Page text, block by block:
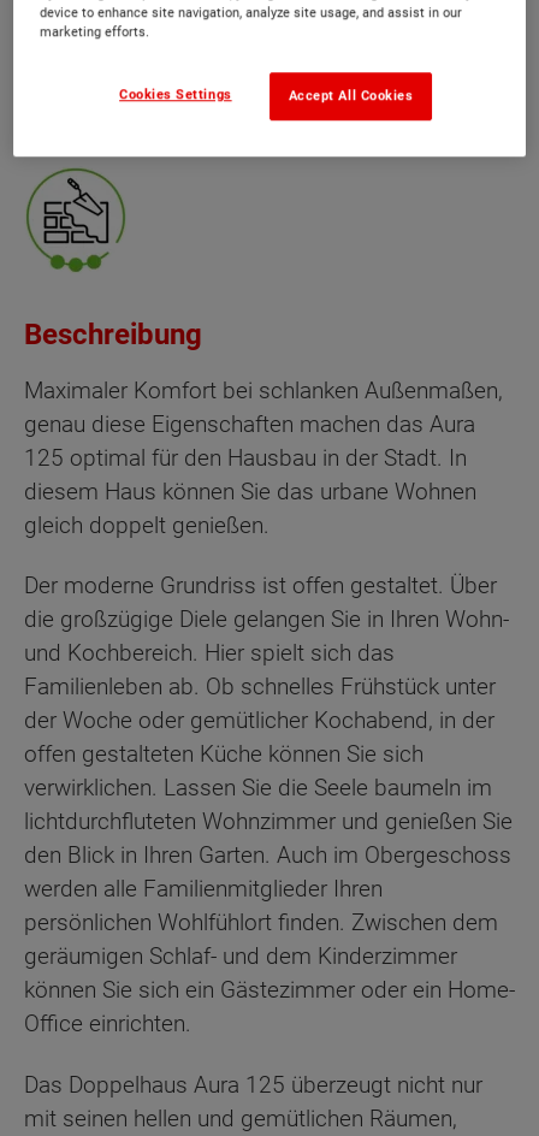
Beschreibung
Maximaler Komfort bei schlanken Außenmaßen,
genau diese Eigenschaften machen das Aura
125 optimal für den Hausbau in der Stadt. In
diesem Haus können Sie das urbane Wohnen
gleich doppelt genießen.
Der moderne Grundriss ist offen gestaltet. Über
die großzügige Diele gelangen Sie in Ihren Wohn-
und Kochbereich. Hier spielt sich das
Familienleben ab. Ob schnelles Frühstück unter
der Woche oder gemütlicher Kochabend, in der
offen gestalteten Küche können Sie sich
verwirklichen. Lassen Sie die Seele baumeln im
lichtdurchfluteten Wohnzimmer und genießen Sie
den Blick in Ihren Garten. Auch im Obergeschoss
werden alle Familienmitglieder Ihren
persönlichen Wohlfühlort finden. Zwischen dem
geräumigen Schlaf- und dem Kinderzimmer
können Sie sich ein Gästezimmer oder ein Home-
Office einrichten.
Das Doppelhaus Aura 125 überzeugt nicht nur
mit seinen hellen und gemütlichen Räumen,
device to enhance site navigation, analyze site usage, and assist in our
marketing efforts.
Accept All Cookies
Cookies Settings